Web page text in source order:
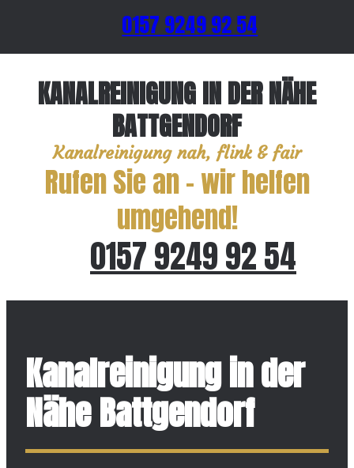
0157 9249 92 54
KANALREINIGUNG IN DER NÄHE
BATTGENDORF
Kanalreinigung nah, flink & fair
Rufen Sie an – wir helfen
umgehend!
0157 9249 92 54
Kanalreinigung in der
Nähe Battgendorf